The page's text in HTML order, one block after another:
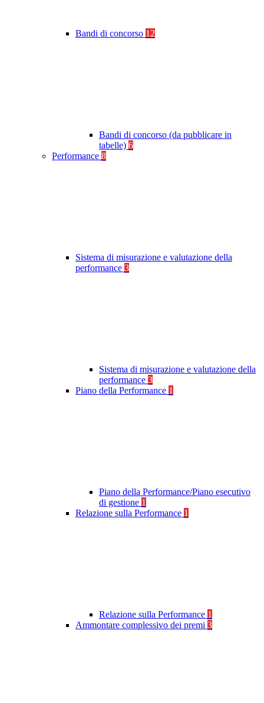
Bandi di concorso 12
Bandi di concorso (da pubblicare in
tabelle) 6
Performance 8
Sistema di misurazione e valutazione della
performance 3
Sistema di misurazione e valutazione della
performance 3
Piano della Performance 1
Piano della Performance/Piano esecutivo
di gestione 1
Relazione sulla Performance 1
Relazione sulla Performance 1
Ammontare complessivo dei premi 3